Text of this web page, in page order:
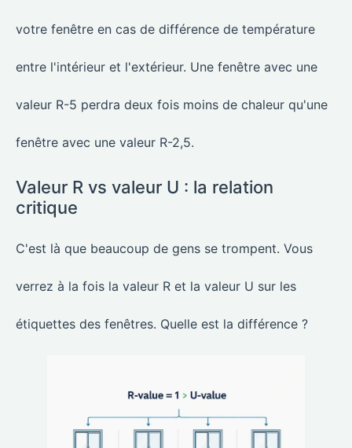
votre fenêtre en cas de différence de température
entre l'intérieur et l'extérieur. Une fenêtre avec une
valeur R-5 perdra deux fois moins de chaleur qu'une
fenêtre avec une valeur R-2,5.
Valeur R vs valeur U : la relation
critique
C'est là que beaucoup de gens se trompent. Vous
verrez à la fois la valeur R et la valeur U sur les
étiquettes des fenêtres. Quelle est la différence ?